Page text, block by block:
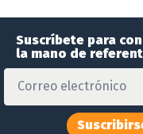
Suscríbete para
la mano de